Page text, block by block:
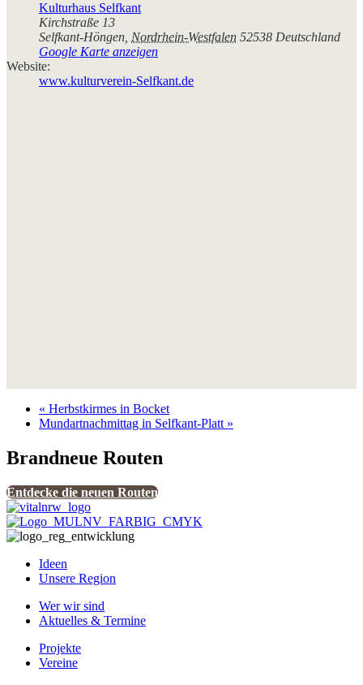
Kulturhaus Selfkant
Kirchstraße 13
Selfkant-Höngen Nordrhein-Westfalen 52538 Deutschland
Google Karte anzeigen
Website:
www.kulturverein-Selfkant.de
« Herbstkirmes in Bocket
Mundartnachmittag in Selfkant-Platt »
Brandneue Routen
Entdecke die neuen Routen
Ideen
Unsere Region
Wer wir sind
Aktuelles & Termine
Projekte
Vereine